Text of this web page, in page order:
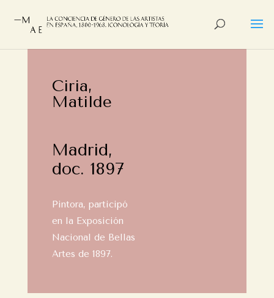
Ciria,
Matilde
Madrid,
doc. 1897
Pintora, participó
en la Exposición
Nacional de Bellas
Artes de 1897.